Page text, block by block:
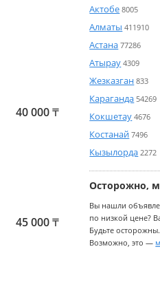
40 000₸
45 000₸
Актобе 8005
Алматы 411910
Астана 77286
Атырау 4309
Жезказган 833
Караганда 54269
Кокшетау 4676
Костанай 7496
Кызылорда 2272
Осторожно,
Вы нашли
по низкой цене?
Будьте осторожны.
Возможно, это —